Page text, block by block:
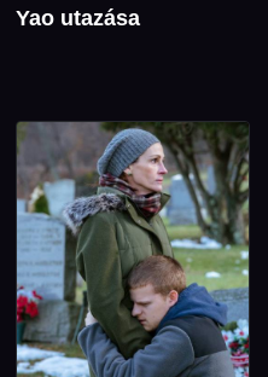
Yao utazása